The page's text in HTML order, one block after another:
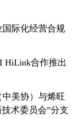
国际化经营合规
HiLink合作推出
中美协）与烯旺
术委员会”分支